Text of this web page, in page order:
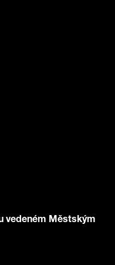
vedeném Městským